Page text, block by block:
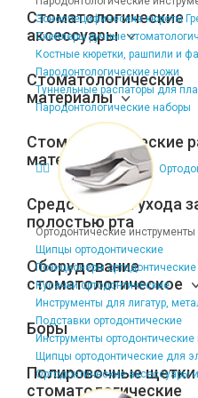
Зоноспецифические кюреты
Скейлеры ручные
Костные кюретки, рашпили и
Пародонтологические ножи
Туннельные распаторы для
Пародонтологические наборы
Ортодонтические инструменты
Щипцы ортодонтические
Позиционеры ортодонтические
Кусачки ортодонтические
Инструменты для лигатур,
Подставки ортодонтические
Инструменты
Щипцы ортодонтические для
Ортодонтические аксессуары
Стоматологические
аксессуары
Стоматологические
материалы
Стоматологические
материалы
Средства для ухода
полостью рта
Оборудование
стоматологическое
Боры
Полировочные щетки
стоматологические